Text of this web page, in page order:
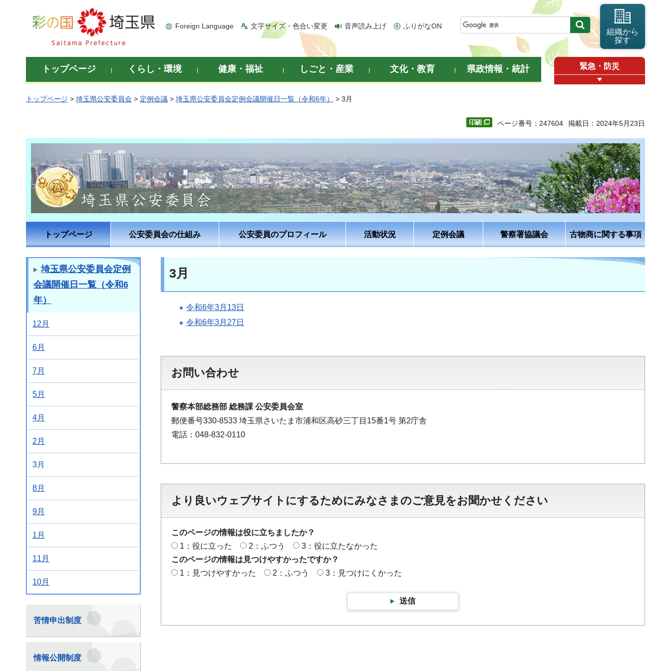
彩の国 埼玉県
Foreign Language 文字サイズ・色合い変更 音声読み上げ ふりがなON
組織から
探す
トップページ くらし・環境 健康・福祉 しごと・産業 文化・教育 県政情報・統計 緊急・防災
トップページ > 埼玉県公安委員会 > 定例会議 > 埼玉県公安委員会定例会議開催日一覧（令和6年） > 3月
ページ番号：247604 掲載日：2024年5月23日
トップページ 公安委員会の仕組み 公安委員のプロフィール 活動状況 定例会議 警察署協議会 古物商に関する事項
埼玉県公安委員会定例
会議開催日一覧（令和6
年）
12月
6月
7月
5月
4月
2月
3月
8月
9月
1月
11月
10月
苦情申出制度
情報公開制度
3月
令和6年3月13日
令和6年3月27日
お問い合わせ
警察本部総務部 総務課 公安委員会室
郵便番号330-8533 埼玉県さいたま市浦和区高砂三丁目15番1号 第2庁舎
電話：048-832-0110
より良いウェブサイトにするためにみなさまのご意見をお聞かせください
このページの情報は役に立ちましたか？
1：役に立った
2：ふつう
3：役に立たなかった
このページの情報は見つけやすかったですか？
1：見つけやすかった
2：ふつう 3：見つけにくかった
送信